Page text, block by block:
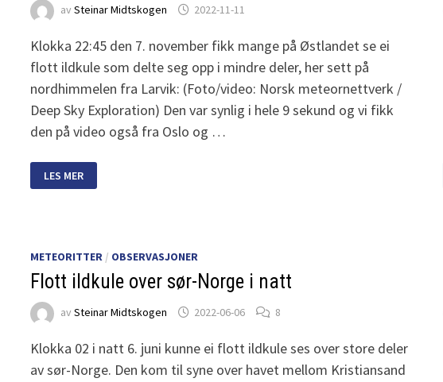
avSteinar Midtskogen 2022-11-11
Klokka 22:45 den 7. november fikk mange på Østlandet se ei
flott ildkule som delte seg opp i mindre deler, her sett på
nordhimmelen fra Larvik: (Foto/video: Norsk meteornettverk /
Deep Sky Exploration) Den var synlig i hele 9 sekund og vi fikk
den på video også fra Oslo og …
ILDKULE
OVER
LES MER
METEORITTER / OBSERVASJONER
Flott ildkule over sør-Norge i natt
avSteinar Midtskogen 2022-06-06 8
Klokka 02 i natt 6. juni kunne ei flott ildkule ses over store deler
av sør-Norge. Den kom til syne over havet mellom Kristiansand